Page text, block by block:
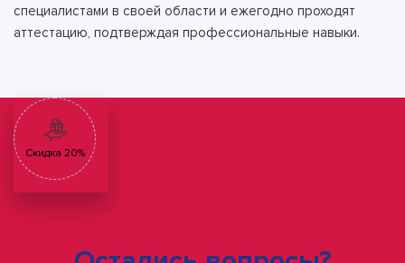
специалистами в своей области и ежегодно проходят
аттестацию, подтверждая профессиональные навыки.
Скидка 20%